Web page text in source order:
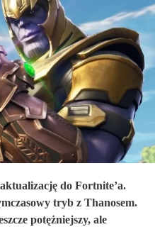
do Fortnite’a.
tryb z Thanosem.
potężniejszy, ale